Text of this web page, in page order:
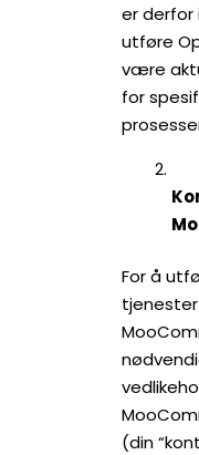
er derfor
utføre
være
for
For å
(din